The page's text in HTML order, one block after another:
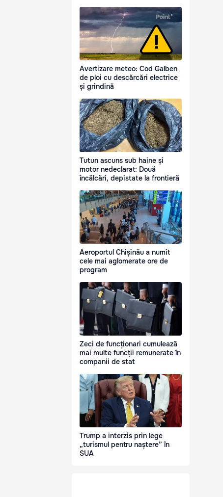
Avertizare meteo: Cod Galben
de ploi cu descărcări electrice
și grindină
Tutun ascuns sub haine și
motor nedeclarat: Două
încălcări, depistate la frontieră
Aeroportul Chișinău a numit
cele mai aglomerate ore de
program
Zeci de funcționari cumulează
mai multe funcții remunerate în
companii de stat
Trump a interzis prin lege
„turismul pentru naștere” în
SUA